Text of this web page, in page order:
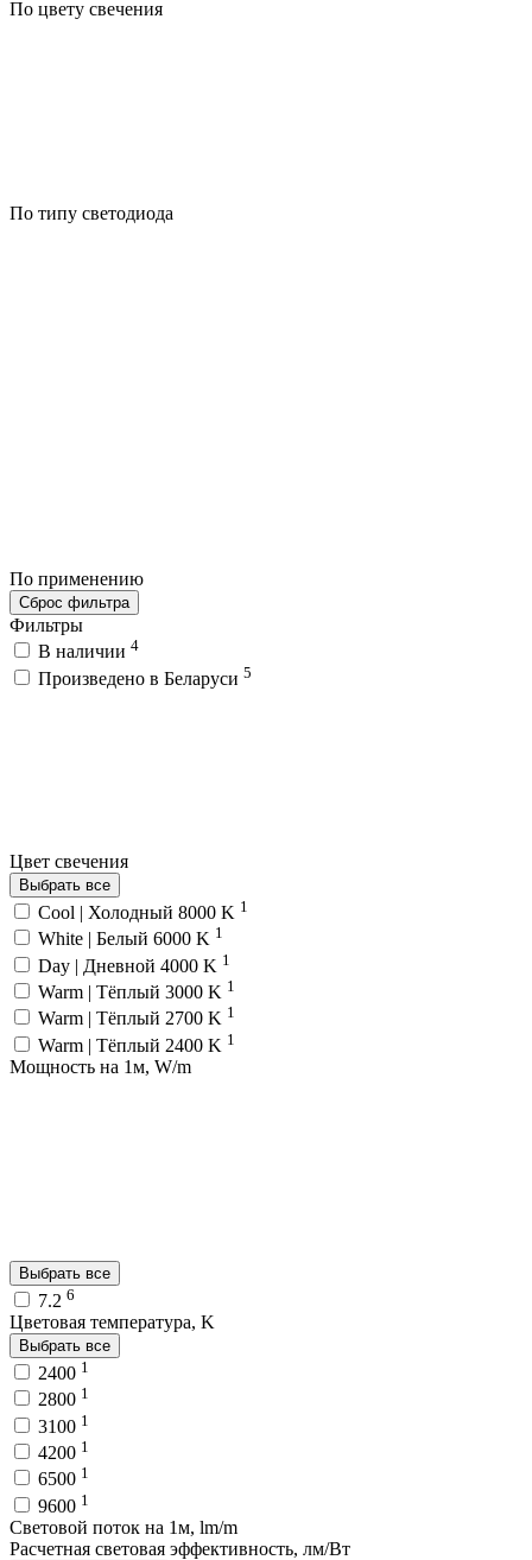
По цвету свечения
По типу светодиода
По применению
Сброс фильтра
Фильтры
В наличии 4
Произведено в Беларуси 5
Цвет свечения
Выбрать все
Cool | Холодный 8000 K 1
White | Белый 6000 K 1
Day | Дневной 4000 K 1
Warm | Тёплый 3000 K 1
Warm | Тёплый 2700 K 1
Warm | Тёплый 2400 K 1
Мощность на 1м, W/m
Выбрать все
7.2 6
Цветовая температура, K
Выбрать все
2400 1
2800 1
3100 1
4200 1
6500 1
9600 1
Световой поток на 1м, lm/m
Расчетная световая эффективность, лм/Вт